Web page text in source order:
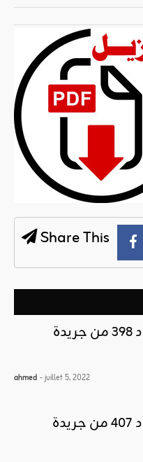
Share This
تنزيل العدد 398 من جريدة
ahmed - juillet 5, 2022
تنزيل العدد 407 من جريدة